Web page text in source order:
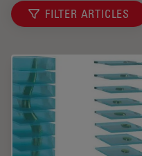
FILTER ARTICLES